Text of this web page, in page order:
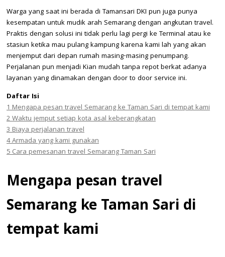
Warga yang saat ini berada di Tamansari DKI pun juga punya
kesempatan untuk mudik arah Semarang dengan angkutan travel.
Praktis dengan solusi ini tidak perlu lagi pergi ke Terminal atau ke
stasiun ketika mau pulang kampung karena kami lah yang akan
menjemput dari depan rumah masing-masing penumpang.
Perjalanan pun menjadi Kian mudah tanpa repot berkat adanya
layanan yang dinamakan dengan door to door service ini.
Daftar Isi
1Mengapa pesan travel Semarang ke Taman Sari di tempat kami
2Waktu jemput setiap kota asal keberangkatan
3Biaya perjalanan travel
4Armada yang kami gunakan
5Cara pemesanan travel Semarang Taman Sari
Mengapa pesan travel
Semarang ke Taman Sari di
tempat kami